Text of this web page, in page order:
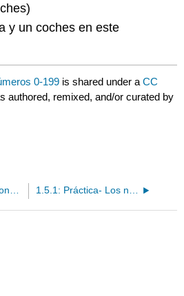
y un coches en este
0-199 is shared under aCC
authored, remixed, and/or curated by